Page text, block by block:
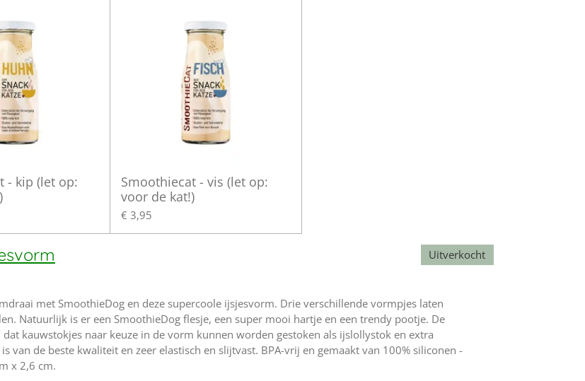
- kip (let op:
Smoothiecat - vis (let op:
voor de kat!)
€ 3,95
Uitverkocht
met SmoothieDog en deze supercoole ijsjesvorm. Drie verschillende vormpjes laten
Natuurlijk is er een SmoothieDog flesje, een super mooi hartje en een trendy pootje. De
kauwstokjes naar keuze in de vorm kunnen worden gestoken als ijslollystok en extra
van de beste kwaliteit en zeer elastisch en slijtvast. BPA-vrij en gemaakt van 100% siliconen -
x 2,6 cm.